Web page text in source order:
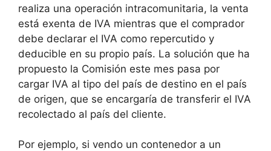
realiza una operación intracomunitaria, la venta
está exenta de IVA mientras que el comprador
debe declarar el IVA como repercutido y
deducible en su propio país. La solución que ha
propuesto la Comisión este mes pasa por
cargar IVA al tipo del país de destino en el país
de origen, que se encargaría de transferir el IVA
recolectado al país del cliente.
Por ejemplo, si vendo un contenedor a un